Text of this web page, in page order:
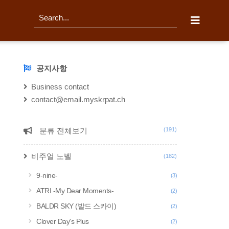
검
NOTICE공지사항
Business contact
contact@email.myskrpat.ch
CATEGORY
분류 전체보기 (191)
비주얼 노벨 (182)
9-nine- (3)
ATRI -My Dear Moments- (2)
BALDR SKY (발드 스카이) (2)
Clover Day's Plus (2)